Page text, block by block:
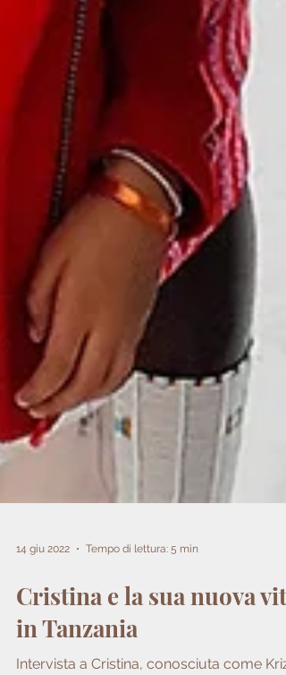
14 giu 2022 Tempo di lettura: 5 min